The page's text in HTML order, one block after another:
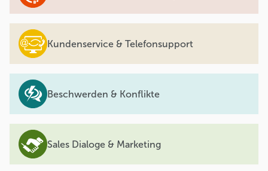
Kundenservice & Telefonsupport
Beschwerden & Konflikte
Sales Dialoge & Marketing